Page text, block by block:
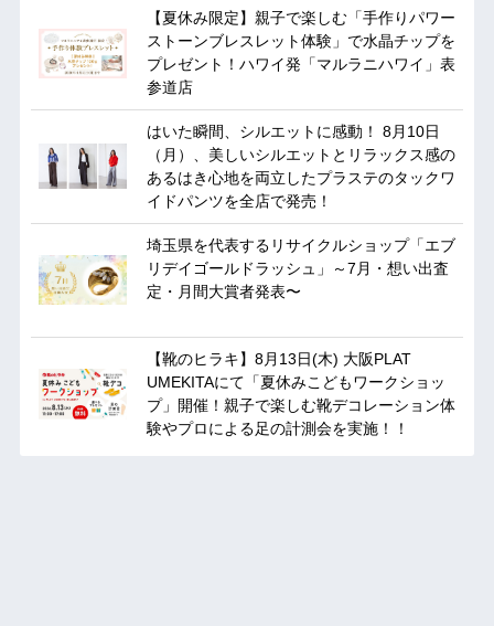
【夏休み限定】親子で楽しむ「手作りパワー
ストーンブレスレット体験」で水晶チップを
プレゼント！ハワイ発「マルラニハワイ」表
参道店
はいた瞬間、シルエットに感動！ 8月10日
（月）、美しいシルエットとリラックス感の
あるはき心地を両立したプラステのタックワ
イドパンツを全店で発売！
埼玉県を代表するリサイクルショップ「エブ
リデイゴールドラッシュ」～7月・想い出査
定・月間大賞者発表〜
【靴のヒラキ】8月13日(木) 大阪PLAT
UMEKITAにて「夏休みこどもワークショッ
プ」開催！親子で楽しむ靴デコレーション体
験やプロによる足の計測会を実施！！